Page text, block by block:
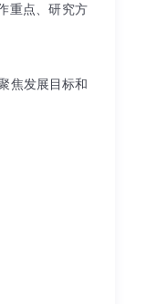
重点、研究方
焦发展目标和